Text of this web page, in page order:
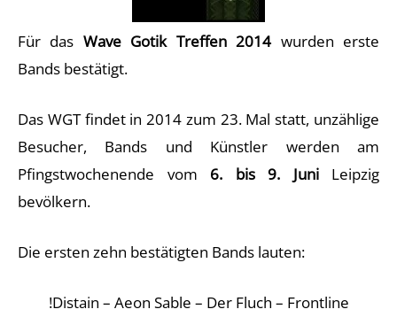
Für das Wave Gotik Treffen 2014 wurden erste
Bands bestätigt.
Das WGT findet in 2014 zum 23. Mal statt, unzählige
Besucher, Bands und Künstler werden am
Pfingstwochenende vom 6. bis 9. JuniLeipzig
bevölkern.
Die ersten zehn bestätigten Bands lauten:
!Distain – Aeon Sable – Der Fluch – Frontline